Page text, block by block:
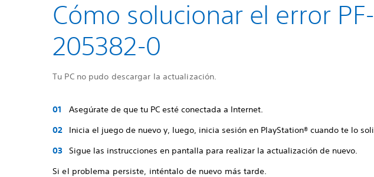
Cómo solucionar el error PF-
205382-0
Tu PC no pudo descargar la actualización.
Asegúrate de que tu PC esté conectada a Internet.
Inicia el juego de nuevo y, luego, inicia sesión en PlayStation® cuando te lo
Sigue las instrucciones en pantalla para realizar la actualización de nuevo.
Si el problema persiste, inténtalo de nuevo más tarde.